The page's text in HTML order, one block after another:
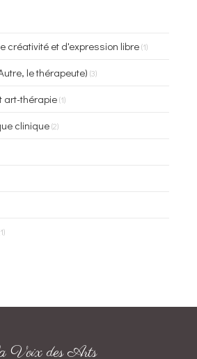
créativité et d'expression libre(1)
le thérapeute) (3)
art-thérapie(1)
clinique(2)
Voix des Arts